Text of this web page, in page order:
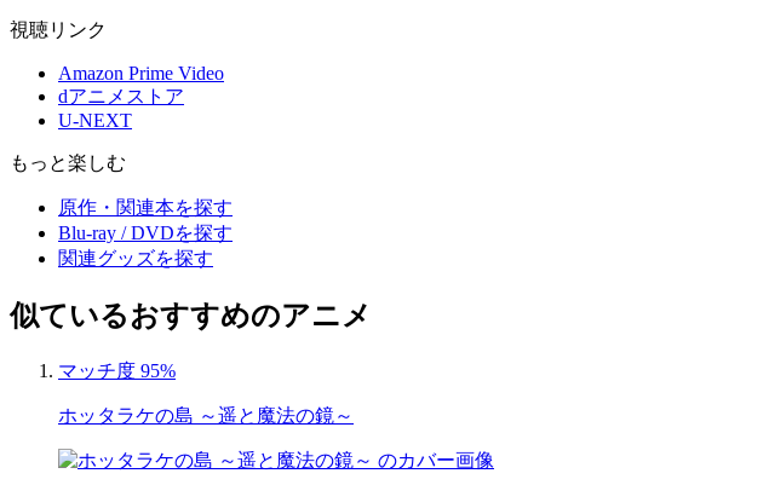
視聴リンク
Amazon Prime Video
dアニメストア
U-NEXT
もっと楽しむ
原作・関連本を探す
Blu-ray / DVDを探す
関連グッズを探す
似ているおすすめのアニメ
マッチ度 95%
ホッタラケの島 ～遥と魔法の鏡～